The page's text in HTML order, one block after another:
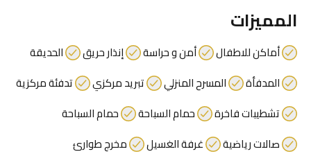
المميزات
أماكن للاطفال أمن و حراسة إنذار حريق
الحديقة
المدفأة
المسرح المنزلي تبريد مركزي
تدفئة مركزية
تشطيبات فاخرة
حمام السباحة
حمام السباحة
صالات رياضية
غرفة الغسيل
مخرج طوارئ